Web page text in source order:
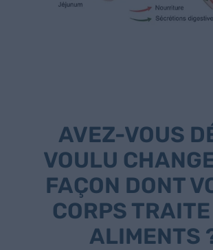
AVEZ-VOUS
VOULU
FAÇON DONT
CORPS
ALIMENTS